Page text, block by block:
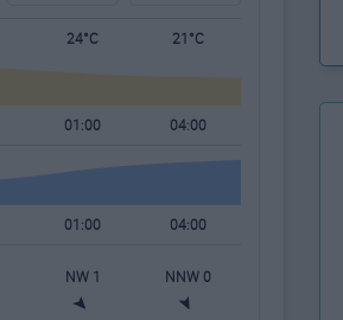
24°C 21°C
01:00 04:00
01:00 04:00
NW 1 NNW 0